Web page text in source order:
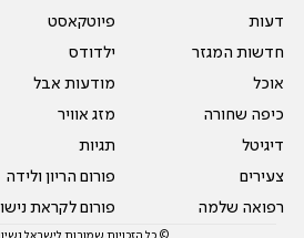
דעות
חדשות המגזר
אוכל
כיפה שחורה
דיגיטל
צעירים
רפואה שלמה
פיוטקאסט
ילדודס
מודעות אבל
מזג אוויר
תגיות
פורום הריון ולידה
פורום לקראת
© כל הזכויות שמורות לישראל